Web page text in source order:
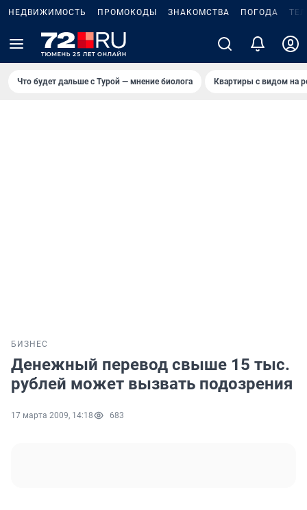
НЕДВИЖИМОСТЬ ПРОМОКОДЫ ЗНАКОМСТВА ПОГОДА
Что будет дальше с Турой — мнение биолога Квартиры с видом на
БИЗНЕС
Денежный перевод свыше 15 тыс.
рублей может вызвать подозрения
17 марта 2009, 14:18 683